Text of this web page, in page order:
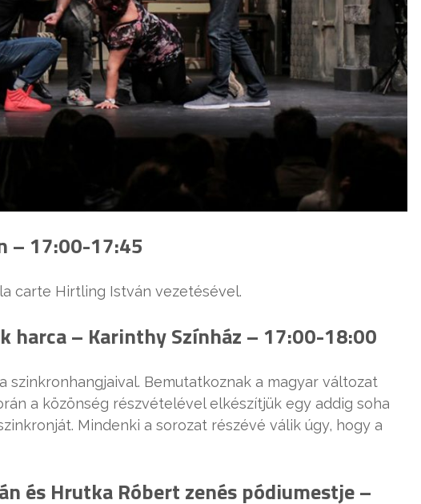
– 17:00-17:45
carte Hirtling István vezetésével.
harca – Karinthy Színház – 17:00-18:00
szinkronhangjaival. Bemutatkoznak a magyar változat
a közönség részvételével elkészítjük egy addig soha
Mindenki a sorozat részévé válik úgy, hogy a
és Hrutka Róbert zenés pódiumestje –